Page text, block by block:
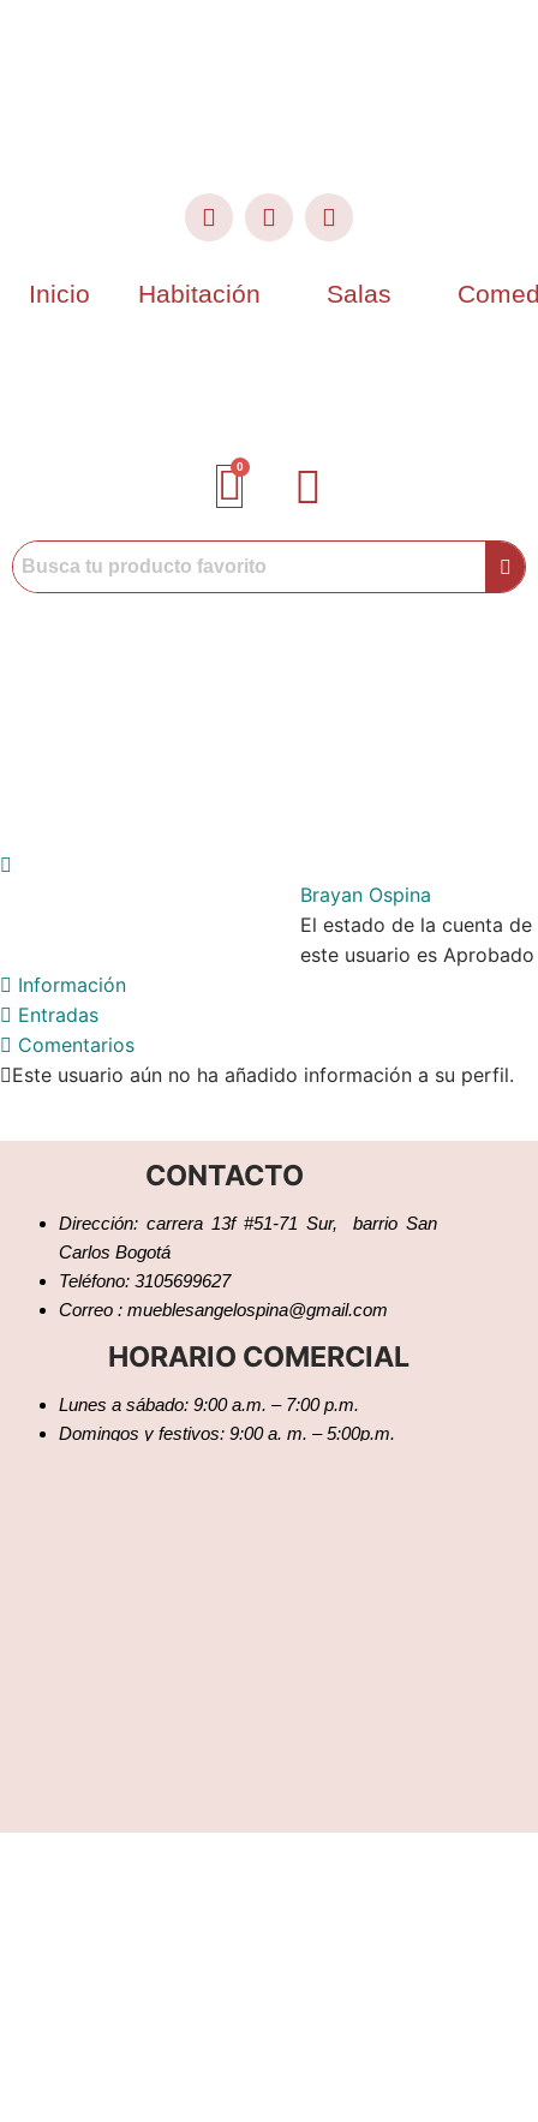
Inicio Habitación Salas
Brayan Ospina
El estado de la cuenta de
este usuario es Aprobado
Información
Entradas
Comentarios
Este usuario aún no ha añadido información a su perfil.
CONTACTO
Dirección: carrera 13f #51-71 Sur, barrio San
Carlos Bogotá
Teléfono: 3105699627
Correo : mueblesangelospina@gmail.com
HORARIO COMERCIAL
Lunes a sábado: 9:00 a.m. – 7:00 p.m.
Domingos y festivos: 9:00 a. m. – 5:00p.m.